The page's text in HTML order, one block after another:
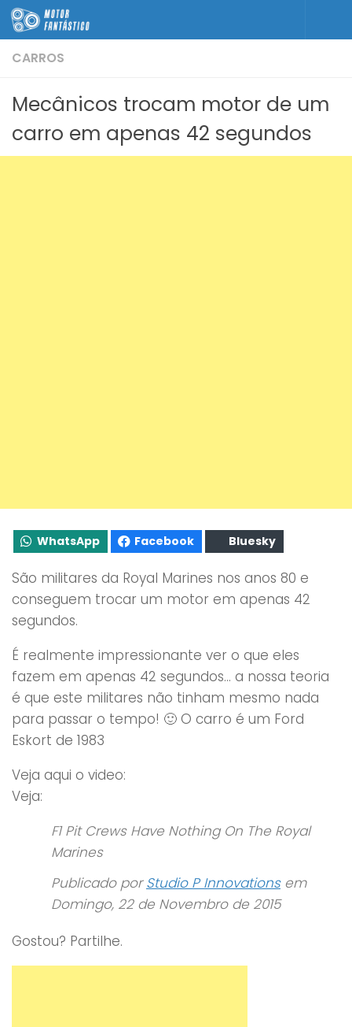
Skip to content
CARROS
Mecânicos trocam motor de um
carro em apenas 42 segundos
WhatsApp Facebook Bluesky
São militares da Royal Marines nos anos 80 e
conseguem trocar um motor em apenas 42
segundos.
É realmente impressionante ver o que eles
fazem em apenas 42 segundos… a nossa teoria
é que este militares não tinham mesmo nada
para passar o tempo! 🙂 O carro é um Ford
Eskort de 1983
Veja aqui o video:
Veja:
F1 Pit Crews Have Nothing On The Royal
Marines
Publicado porStudio P Innovationsem
Domingo, 22 de Novembro de 2015
Gostou? Partilhe.